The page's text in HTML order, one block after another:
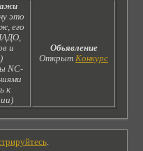
это
его
и
NC-
к
Объявление
ОткрытКонкурс
.